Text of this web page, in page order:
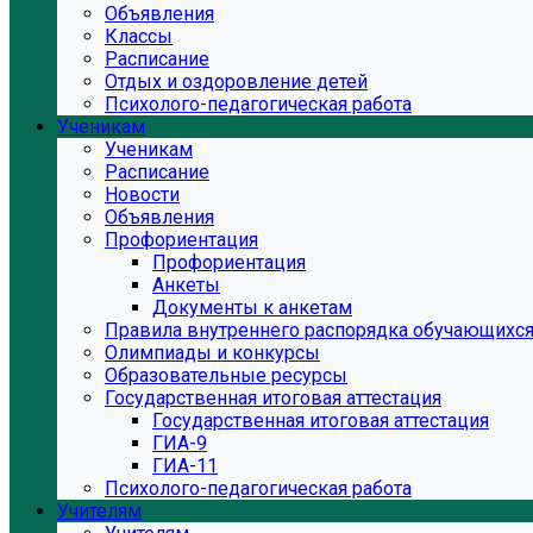
Объявления
Классы
Расписание
Отдых и оздоровление детей
Психолого-педагогическая работа
Ученикам
Ученикам
Расписание
Новости
Объявления
Профориентация
Профориентация
Анкеты
Документы к анкетам
Правила внутреннего распорядка обучающихся
Олимпиады и конкурсы
Образовательные ресурсы
Государственная итоговая аттестация
Государственная итоговая аттестация
ГИА-9
ГИА-11
Психолого-педагогическая работа
Учителям